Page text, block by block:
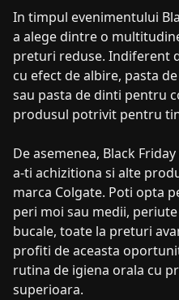
In timpul evenimentului
a alege dintre o
preturi reduse. Indiferent
cu efect de albire, pasta
sau pasta de dinti pentru
produsul potrivit pentru
De asemenea, Black
a-ti achizitiona si alte
marca Colgate. Poti opta
peri moi sau medii,
bucale, toate la preturi
profiti de aceasta
rutina de igiena orala cu
superioara.